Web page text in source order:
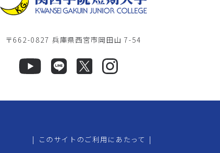
〒662-0827 兵庫県西宮市岡田山 7-54
| このサイトのご利用にあたって |